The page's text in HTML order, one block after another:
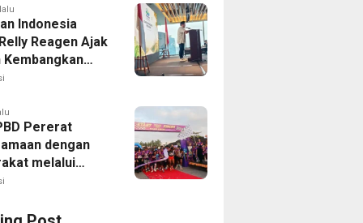
Indonesia
Reagen Ajak
Kembangkan
Pererat
dengan
melalui
Run 2026